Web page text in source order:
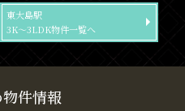
東大島駅
3K～3LDK物件一覧へ
件情報